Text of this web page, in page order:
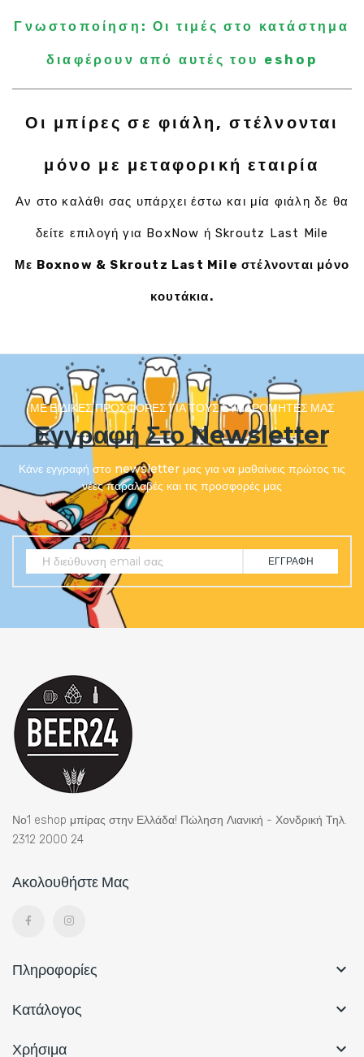
Γνωστοποίηση: Οι τιμές στο κατάστημα
διαφέρουν από αυτές του eshop
Οι μπίρες σε φιάλη, στέλνονται
μόνο με μεταφορική εταιρία
Αν στο καλάθι σας υπάρχει έστω και μία φιάλη δε θα
δείτε επιλογή για BoxNow ή Skroutz Last Mile
Με Boxnow & Skroutz Last Mile στέλνονται μόνο
κουτάκια.
ΜΕ ΕΙΔΙΚΈΣ ΠΡΟΣΦΟΡΈΣ ΓΙΑ ΤΟΥΣ ΣΥΝΔΡΟΜΗΤΈΣ ΜΑΣ
Εγγραφή Στο Newsletter
Κάνε εγγραφή στο newsletter μας για να μαθαίνεις πρώτος τις
νέες παραλαβές και τις προσφορές μας
ΕΓΓΡΑΦΉ
Νο1 eshop μπίρας στην Ελλάδα! Πώληση Λιανική - Χονδρική Τηλ.
2312 2000 24
Ακολουθήστε Μας
Πληροφορίες 
Κατάλογος 
Χρήσιμα 